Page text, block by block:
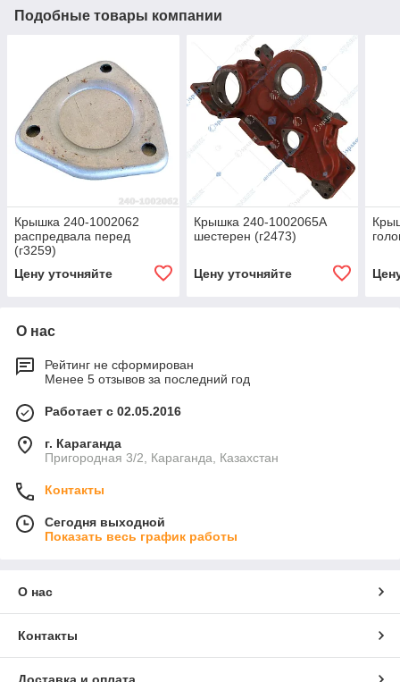
Подобные товары компании
Крышка 240-1002062
распредвала перед
(г3259)
Цену уточняйте
Крышка 240-1002065А
шестерен (г2473)
Цену уточняйте
О нас
Рейтинг не сформирован
Менее 5 отзывов за последний год
Работает с 02.05.2016
г. Караганда
Пригородная 3/2, Караганда, Казахстан
Контакты
Сегодня выходной
Показать весь график работы
О нас
Контакты